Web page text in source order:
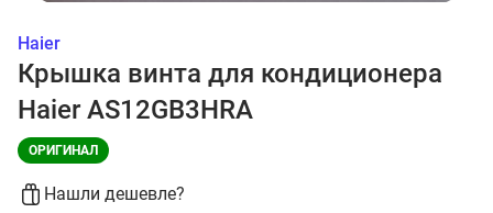
Haier
Крышка винта для кондиционера
Haier AS12GB3HRA
ОРИГИНАЛ
Нашли дешевле?